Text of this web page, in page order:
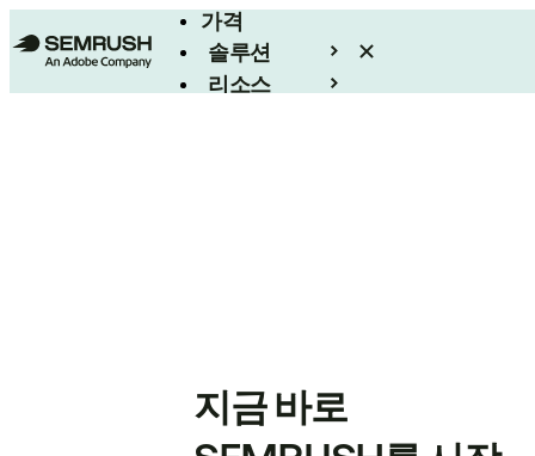
가격
솔루션
리소스
지금 바로